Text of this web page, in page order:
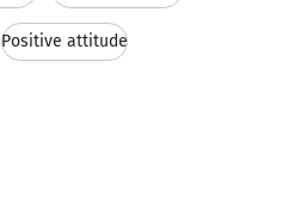
Positive attitude